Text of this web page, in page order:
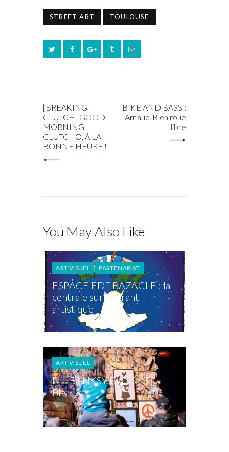
STREET ART TOULOUSE
[BREAKING
CLUTCH] GOOD
MORNING
CLUTCHO, À LA
BONNE HEURE !
BIKE AND BASS :
Arnaud-B en roue
libre
You May Also Like
ART VISUEL PARTENARIAT
ESPACE EDF BAZACLE : la
centrale sur courant
artistique
ART VISUEL
DU BANKSY DANS LE
BINKS